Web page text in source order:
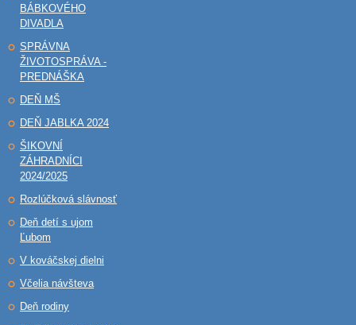
BÁBKOVÉHO
DIVADLA
SPRÁVNA
ŽIVOTOSPRÁVA -
PREDNÁŠKA
DEŇ MŠ
DEŇ JABLKA 2024
ŠIKOVNÍ
ZÁHRADNÍCI
2024/2025
Rozlúčková slávnosť
Deň detí s ujom
Ľubom
V kováčskej dielni
Včelia návšteva
Deň rodiny